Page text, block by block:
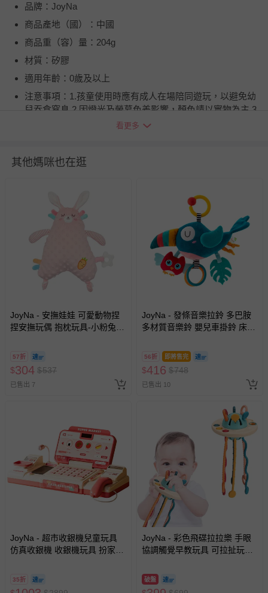
品牌：JoyNa
商品產地（國）：中國
商品重（容）量：204g
材質：矽膠
適用年齡：0歲及以上
注意事項：1.孩童使用時應有成人在場陪同遊玩，以避免幼
兒吞食窒息 2.因燈光及螢幕色差影響，顏色請以實物為主 3.
因工廠大量製造，上色無法精準的噴墨,請見諒
退換貨須知
包含完整包裝、配件、說明文件及贈品等。
如需退換貨，請於收到商品7天（含例假日內提出），如為
瑕疵退換貨所產生的運費，將由媽咪愛負責處理，若非瑕疵
退貨，您可至『查詢訂單』>『已出貨』中查詢該筆訂單，
並點選『我要退貨』即可進行申請。若有相關退貨問題，請
LINE@客服ID: @mamilove
我們將依序為您處理
針對滿件折/滿額贈…等活動，如因部份退貨，而該訂單保
回。
部分商品依據消費者保護法的規定，不適用七天鑑賞期/猶
易於腐敗、保存期限較短或解約時即將逾期（例如生鮮
商品、食品等）。
客製化商品（例如客製生日書、姓名貼等）。
報紙、期刊或雜誌（惟書籍如經拆封、使用，則酌收整
新費用）。
經消費者拆封之影音商品或電腦軟體（例如 DVD、CD
非以有形媒介提供之數位內容或一經提供即為完成之線
上服務，經消費者事先同意始提供（例如線上課程、遊
戲或活動點數等）。
-個人衛生用品（例如尿布、貼身衣物、泳裝、襪子、地
看更多
其他媽咪也在逛
JoyNa - 安撫娃娃 可愛動物捏
捏安撫玩偶 抱枕玩具-小粉兔
57折
$304 $537
已售出 7
JoyNa - 發條音樂拉鈴 多巴胺
多材質音樂鈴 嬰兒車掛鈴 床邊
56折 即將售完
$416 $748
已售出 10
JoyNa - 超市收銀機兒童玩具
仿真收銀機 收銀機玩具 扮家家
35折
JoyNa - 彩色飛碟拉拉樂 手眼
協調觸覺早教玩具 可拉扯玩具-
破盤